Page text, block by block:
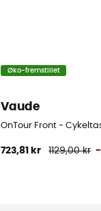
Øko-fremstillet
Vaude
OnTour Front -
723,81 kr 1129,00 kr -